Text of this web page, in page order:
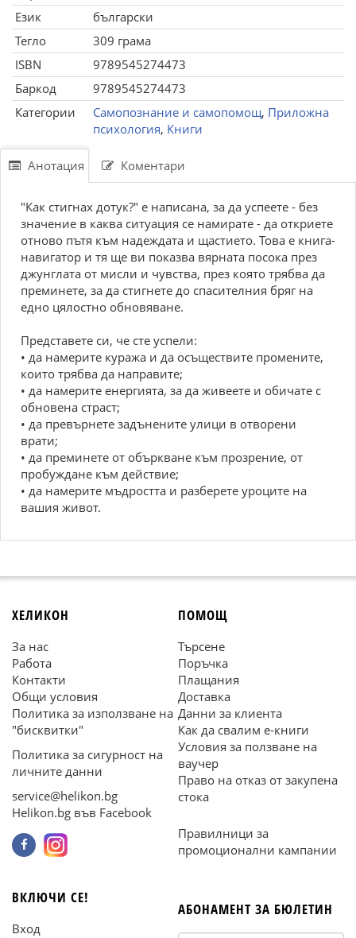
Език
български
Тегло
309 грама
ISBN
9789545274473
Баркод
9789545274473
Категории
Самопознание и самопомощ, Приложна
психология, Книги
Анотация Коментари
"Как стигнах дотук?" е написана, за да успеете - без
значение в каква ситуация се намирате - да откриете
отново пътя към надеждата и щастието. Това е книга-
навигатор и тя ще ви показва вярната посока през
джунглата от мисли и чувства, през която трябва да
преминете, за да стигнете до спасителния бряг на
едно цялостно обновяване.
Представете си, че сте успели:
• да намерите куража и да осъществите промените,
които трябва да направите;
• да намерите енергията, за да живеете и обичате с
обновена страст;
• да превърнете задънените улици в отворени
врати;
• да преминете от объркване към прозрение, от
пробуждане към действие;
• да намерите мъдростта и разберете уроците на
вашия живот.
ХЕЛИКОН
За нас
Работа
Контакти
Общи условия
Политика за използване на
"бисквитки"
Политика за сигурност на
личните данни
service@helikon.bg
Helikon.bg във Facebook
ПОМОЩ
Търсене
Поръчка
Плащания
Доставка
Данни за клиента
Как да свалим е-книги
Условия за ползване на
ваучер
Право на отказ от закупена
стока
Правилници за
промоционални кампании
ВКЛЮЧИ СЕ!
Вход
АБОНАМЕНТ ЗА БЮЛЕТИН